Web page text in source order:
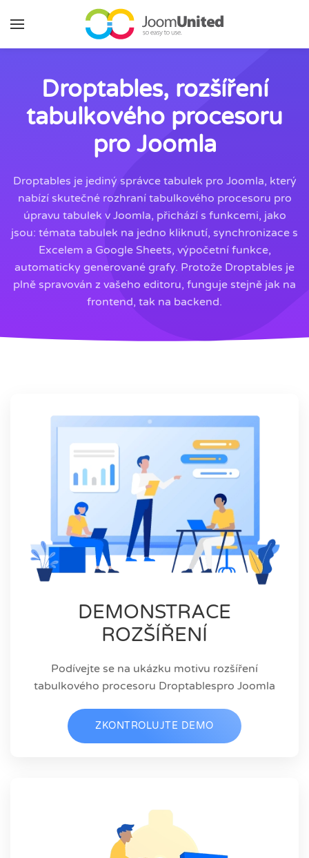
Přeskočit na hlavní obsah
Droptables, rozšíření
tabulkového procesoru
pro Joomla
Droptables je jediný správce tabulek pro Joomla, který
nabízí skutečné rozhraní tabulkového procesoru pro
úpravu tabulek v Joomla, přichází s funkcemi, jako
jsou: témata tabulek na jedno kliknutí, synchronizace s
Excelem a Google Sheets, výpočetní funkce,
automaticky generované grafy. Protože Droptables je
plně spravován z vašeho editoru, funguje stejně jak na
frontend, tak na backend.
DEMONSTRACE
ROZŠÍŘENÍ
Podívejte se na ukázku motivu rozšíření
tabulkového procesoru Droptablespro Joomla
ZKONTROLUJTE DEMO